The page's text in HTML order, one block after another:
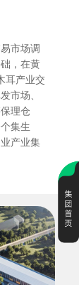
市场调
，在黄
耳产业交
市场、
理仓
集生
产业集